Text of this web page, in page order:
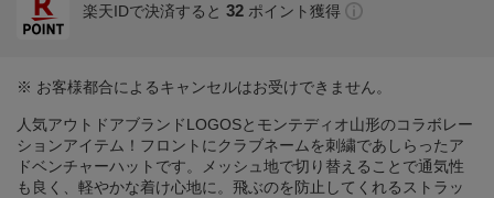
楽天IDで決済すると 32 ポイント獲得
※ お客様都合によるキャンセルはお受けできません。
人気アウトドアブランドLOGOSとモンテディオ山形のコラボレー
ションアイテム！フロントにクラブネームを刺繍であしらったア
ドベンチャーハットです。メッシュ地で切り替えることで通気性
も良く、軽やかな着け心地に。飛ぶのを防止してくれるストラッ